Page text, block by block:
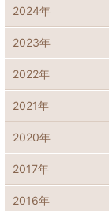
2024年
2023年
2022年
2021年
2020年
2017年
2016年